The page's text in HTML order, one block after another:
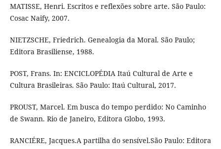
MATISSE, Henri. Escritos e reflexões sobre arte. São Paulo:
Cosac Naify, 2007.
NIETZSCHE, Friedrich. Genealogia da Moral. São Paulo;
Editora Brasiliense, 1988.
POST, Frans. In: ENCICLOPÉDIA Itaú Cultural de Arte e
Cultura Brasileiras. São Paulo: Itaú Cultural, 2017.
PROUST, Marcel. Em busca do tempo perdido: No Caminho
de Swann. Rio de Janeiro, Editora Globo, 1993.
RANCIÉRE, Jacques.A partilha do sensível.São Paulo: Editora